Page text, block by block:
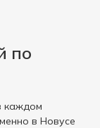
по
каждом
в Новусе